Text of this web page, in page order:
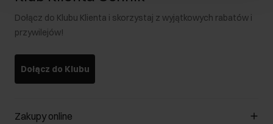
Dołącz do Klubu Klienta i skorzystaj z wyjątkowych rabatów i
przywilejów!
Dołącz do Klubu
Zakupy online